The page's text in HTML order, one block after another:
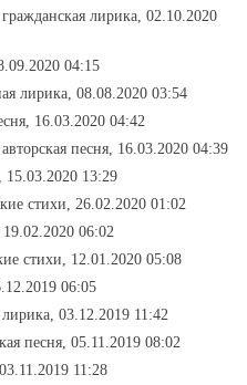
лирика, 02.10.2020
04:15
лирика, 08.08.2020 03:54
16.03.2020 04:42
песня, 16.03.2020 04:39
15.03.2020 13:29
стихи, 26.02.2020 01:02
06:02
стихи, 12.01.2020 05:08
06:05
03.12.2019 11:42
песня, 05.11.2019 08:02
11:28